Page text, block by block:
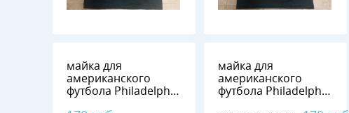
майка для
американского
футбола Philadelphia
майка для
американского
футбола Philadelphia